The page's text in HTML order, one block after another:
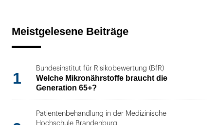
Meistgelesene Beiträge
1
Bundesinstitut für Risikobewertung (BfR)
Welche Mikronährstoffe braucht die
Generation 65+?
Patientenbehandlung in der Medizinische
Hochschule Brandenburg